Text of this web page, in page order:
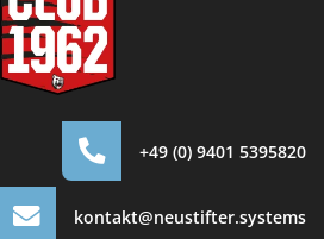
+49 (0) 9401 5395820
kontakt@neustifter.systems